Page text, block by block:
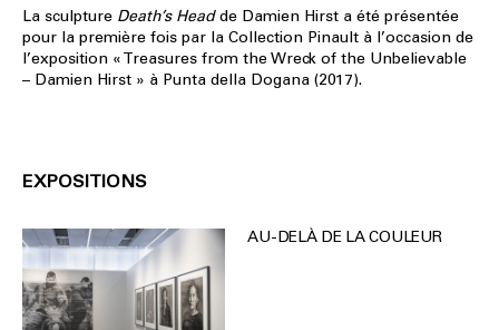
La sculpture Death’s Headde Damien Hirst a été présentée
pour la première fois par la Collection Pinault à l’occasion de
l’exposition « Treasures from the Wreck of the Unbelievable
– Damien Hirst » à Punta della Dogana (2017).
EXPOSITIONS
AU-DELÀ DE LA COULEUR